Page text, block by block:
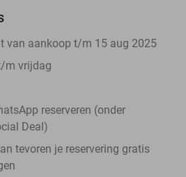
van aankoop t/m 15 aug 2025
m vrijdag
reserveren (onder
Deal)
tevoren je reservering gratis